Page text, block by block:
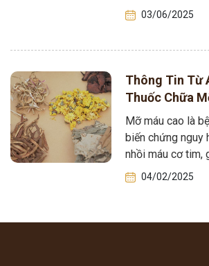
theo huyết áp,…
03/06/2025
Thông Tin Từ
Thuốc Chữa
Tôi
Mỡ máu cao là
biến chứng nguy
nhồi máu cơ tim,
huyết…04/02/2025